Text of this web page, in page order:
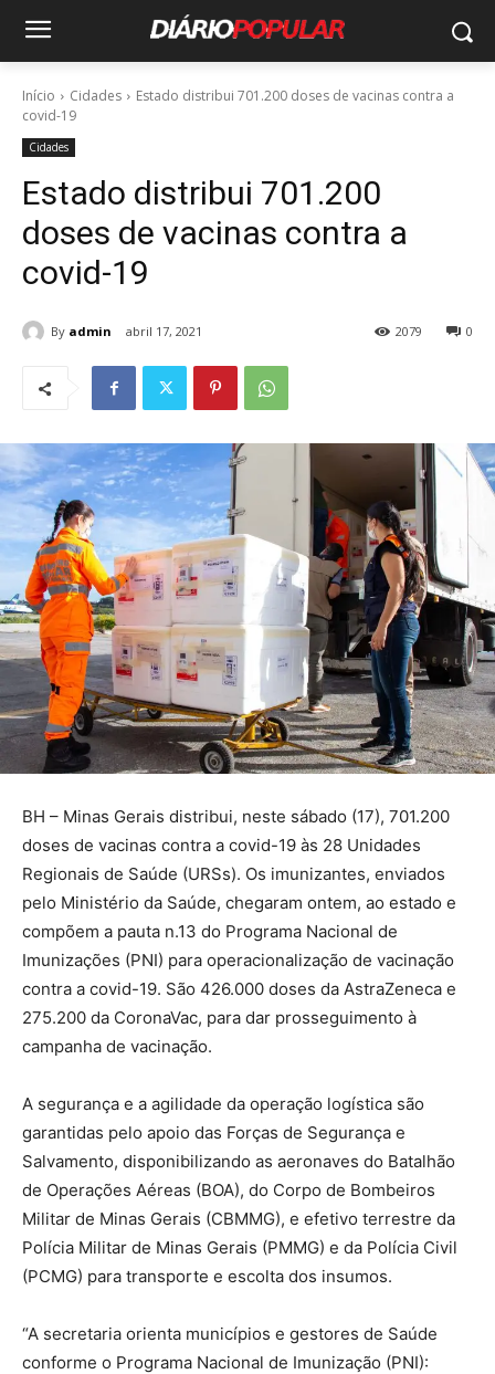
Início Cidades
Estado distribui 701.200 doses de vacinas contra a
covid-19
Cidades
Estado distribui 701.200
doses de vacinas contra a
covid-19
By admin abril 17, 2021 0
2079
BH – Minas Gerais distribui, neste sábado (17), 701.200
doses de vacinas contra a covid-19 às 28 Unidades
Regionais de Saúde (URSs). Os imunizantes, enviados
pelo Ministério da Saúde, chegaram ontem, ao estado e
compõem a pauta n.13 do Programa Nacional de
Imunizações (PNI) para operacionalização de vacinação
contra a covid-19. São 426.000 doses da AstraZeneca e
275.200 da CoronaVac, para dar prosseguimento à
campanha de vacinação.
A segurança e a agilidade da operação logística são
garantidas pelo apoio das Forças de Segurança e
Salvamento, disponibilizando as aeronaves do Batalhão
de Operações Aéreas (BOA), do Corpo de Bombeiros
Militar de Minas Gerais (CBMMG), e efetivo terrestre da
Polícia Militar de Minas Gerais (PMMG) e da Polícia Civil
(PCMG) para transporte e escolta dos insumos.
“A secretaria orienta municípios e gestores de Saúde
conforme o Programa Nacional de Imunização (PNI):